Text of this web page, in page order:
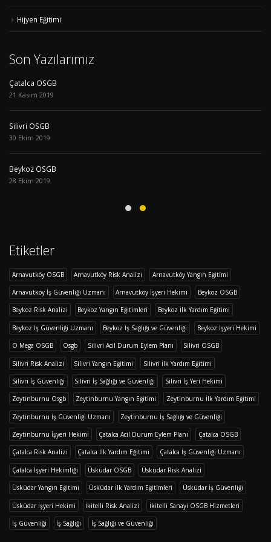
Hijyen Eğitimi
Son Yazılarımız
Çatalca OSGB
21 Kasım 2019
Silivri OSGB
30 Ekim 2019
Beykoz OSGB
28 Ekim 2019
Etiketler
Arnavutköy OSGB Arnavutköy Risk Analizi Arnavutköy Yangın Eğitimi
Arnavutköy İş Güvenliği Uzmanı Arnavutköy İşyeri Hekimi Beykoz OSGB
Beykoz Risk Analizi Beykoz Yangın Eğitimleri Beykoz İlk Yardım Eğitimi
Beykoz İş Güvenliği Uzmanı Beykoz İş Sağlığı ve Güvenliği Beykoz İşyeri Hekimi
O Mega OSGB Osgb Silivri Acil Durum Eylem Planı Silivri OSGB
Silivri Risk Analizi Silivri Yangın Eğitimi Silivri İlk Yardım Eğitimi
Silivri İş Güvenliği Silivri İş Sağlığı ve Güvenliği Silivri İş Yeri Hekimi
Zeytinburnu Osgb Zeytinburnu Yangın Eğitimi Zeytinburnu İlk Yardım Eğitimi
Zeytinburnu İş Güvenliği Uzmanı Zeytinburnu İş Sağlığı ve Güvenliği
Zeytinburnu İşyeri Hekimi Çatalca Acil Durum Eylem Planı Çatalca OSGB
Çatalca Risk Analizi Çatalca İlk Yardım Eğitimi Çatalca İş Güvenliği Uzmanı
Çatalca İşyeri Hekimliği Üsküdar OSGB Üsküdar Risk Analizi
Üsküdar Yangın Eğitimi Üsküdar İlk Yardım Eğitimleri Üsküdar İş Güvenliği
Üsküdar İşyeri Hekimi İkitelli Risk Analizi İkitelli Sanayi OSGB Hizmetleri
İş Güvenliği İş Sağlığı İş Sağlığı ve Güvenliği